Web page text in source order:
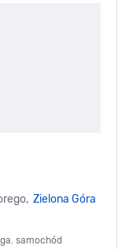
Zielona Góra
samochód